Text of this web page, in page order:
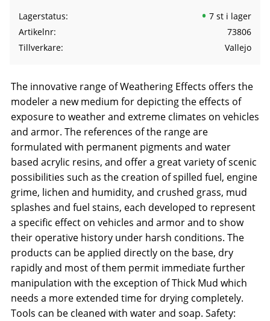
Lagerstatus
7 st i lager
Artikelnr
73806
Tillverkare
Vallejo
The innovative range of Weathering Effects offers the
modeler a new medium for depicting the effects of
exposure to weather and extreme climates on vehicles
and armor. The references of the range are
formulated with permanent pigments and water
based acrylic resins, and offer a great variety of scenic
possibilities such as the creation of spilled fuel, engine
grime, lichen and humidity, and crushed grass, mud
splashes and fuel stains, each developed to represent
a specific effect on vehicles and armor and to show
their operative history under harsh conditions. The
products can be applied directly on the base, dry
rapidly and most of them permit immediate further
manipulation with the exception of Thick Mud which
needs a more extended time for drying completely.
Tools can be cleaned with water and soap. Safety: